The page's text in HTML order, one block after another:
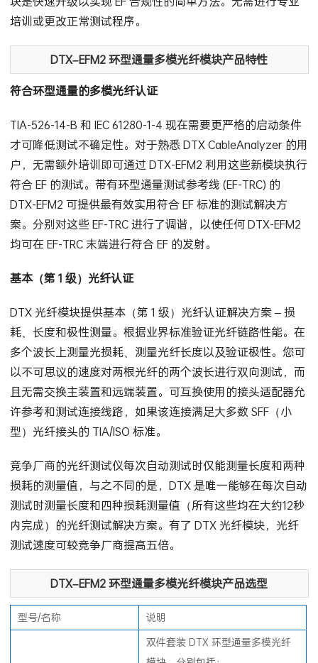
培训或更改正常测试程序。
DTX–EFM2环型通量多模光纤模块产品特性
符合环型通量的多模光纤认证
TIA-526-14-B 和 IEC 61280-1-4 现在需要更严格的启动条件
才可降低测试不确定性。对于熟悉 DTX CableAnalyzer 的用
户，无需额外培训即可通过 DTX-EFM2 利用这些新模块执行
符合 EF 的测试。带有环型通量测试参考线 (EF-TRC) 的
DTX-EFM2 可提供最有效实用符合 EF 标准的测试解决方
案。分别对这些 EF-TRC 进行了调谐，以使任何 DTX-EFM2
均可在 EF-TRC 末端进行符合 EF 的发射。
基本（第 1 级）光纤认证
DTX 光纤模块提供基本（第 1 级）光纤认证解决方案 – 损
耗、长度和极性测量。根据业界标准验证光纤链路性能。在
多个波长上测量光损耗、测量光纤长度以及验证极性。您可
以不可思议的速度对两根光纤的两个波长进行双向测试，而
且无需交换主装置和远端装置。可互换使用的接头适配器允
许参考和测试连接线路，如果该连接满足大多数 SFF（小
型）光纤接头的 TIA/ISO 标准。
竞争厂商的光纤测试仪每次自动测试时仅能测量长度和两种
损耗的测量值，与之不同的是，DTX 是唯一能够在每次自动
测试时测量长度和四种损耗测量值（所有这些均在大约12秒
内完成）的光纤测试解决方案。有了 DTX 光纤模块，光纤
测试速度可较竞争厂商提高五倍。
DTX–EFM2环型通量多模光纤模块产品选型
型号/名称 说明
双件套装 DTX 环型通量多模光纤